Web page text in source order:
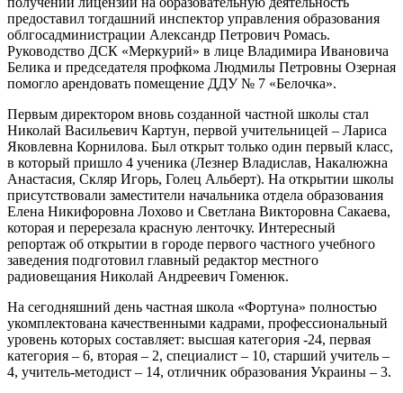
предоставил тогдашний инспектор управления образования
облгосадминистрации Александр Петрович Ромась.
Руководство ДСК «Меркурий» в лице Владимира Ивановича
Белика и председателя профкома Людмилы Петровны Озерная
помогло арендовать помещение ДДУ № 7 «Белочка».
Первым директором вновь созданной частной школы стал
Николай Васильевич Картун, первой учительницей – Лариса
Яковлевна Корнилова. Был открыт только один первый класс,
в который пришло 4 ученика (Лезнер Владислав, Накалюжна
Анастасия, Скляр Игорь, Голец Альберт). На открытии школы
присутствовали заместители начальника отдела образования
Елена Никифоровна Лохово и Светлана Викторовна Сакаева,
которая и перерезала красную ленточку. Интересный
репортаж об открытии в городе первого частного учебного
заведения подготовил главный редактор местного
радиовещания Николай Андреевич Гоменюк.
На сегодняшний день частная школа «Фортуна» полностью
укомплектована качественными кадрами, профессиональный
уровень которых составляет: высшая категория -24, первая
категория – 6, вторая – 2, специалист – 10, старший учитель –
4, учитель-методист – 14, отличник образования Украины – 3.